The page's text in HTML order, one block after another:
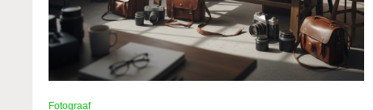
Fotograaf